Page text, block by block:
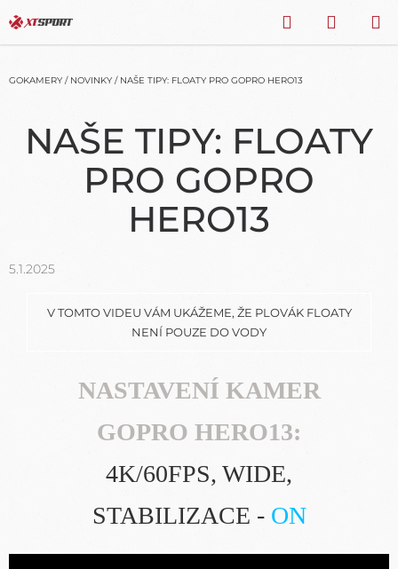
na
HLEDAT
KOŠÍK
GOKAMERY / NOVINKY / NAŠE TIPY: FLOATY PRO GOPRO HERO13
NAŠE TIPY: FLOATY
PRO GOPRO
HERO13
5.1.2025
V TOMTO VIDEU VÁM UKÁŽEME, ŽE PLOVÁK FLOATY
NENÍ POUZE DO VODY
NASTAVENÍ KAMER
GOPRO HERO13:
4K/60FPS, WIDE,
STABILIZACE - ON